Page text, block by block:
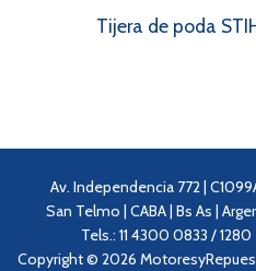
Tijera de poda
Av. Independencia 772 |
San Telmo | CABA | Bs As |
Tels.: 11 4300 0833 / 1280
Copyright © 2026